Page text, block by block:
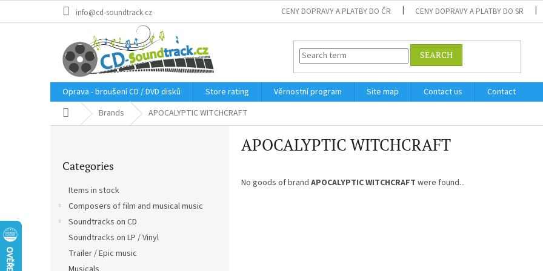
info@cd-soundtrack.cz CENY DOPRAVY A PLATBY DO ČR CENY DOPRAVY A PLATBY DO SR
SEARCH
Oprava - broušení CD / DVD disků Store rating Věrnostní program Site map Contact us
Contact
Home Brands APOCALYPTIC WITCHCRAFT
categories
Categories
Items in stock
Composers of film and musical music
Soundtracks on CD
Soundtracks on LP / Vinyl
Trailer / Epic music
APOCALYPTIC WITCHCRAFT
No goods of brand APOCALYPTIC WITCHCRAFT were found...